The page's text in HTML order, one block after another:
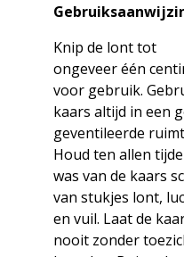
Knip de lont tot
ongeveer één
voor gebruik.
kaars altijd in een
geventileerde
Houd ten allen
was van de kaars
van stukjes lont,
en vuil. Laat de
nooit zonder